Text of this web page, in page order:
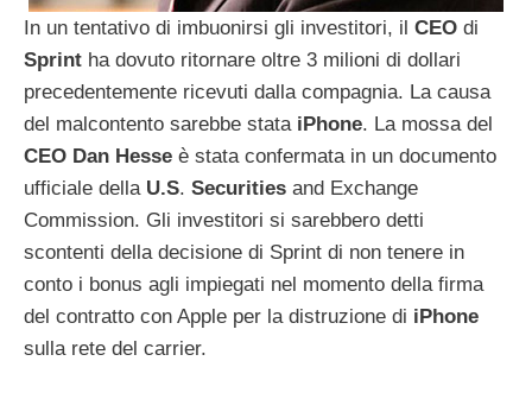
In un tentativo di imbuonirsi gli investitori, il CEO di
Sprint ha dovuto ritornare oltre 3 milioni di dollari
precedentemente ricevuti dalla compagnia. La causa
del malcontento sarebbe stata iPhone. La mossa del
CEO Dan Hesse è stata confermata in un documento
ufficiale della U.S. Securities and Exchange
Commission. Gli investitori si sarebbero detti
scontenti della decisione di Sprint di non tenere in
conto i bonus agli impiegati nel momento della firma
del contratto con Apple per la distruzione di iPhone
sulla rete del carrier.